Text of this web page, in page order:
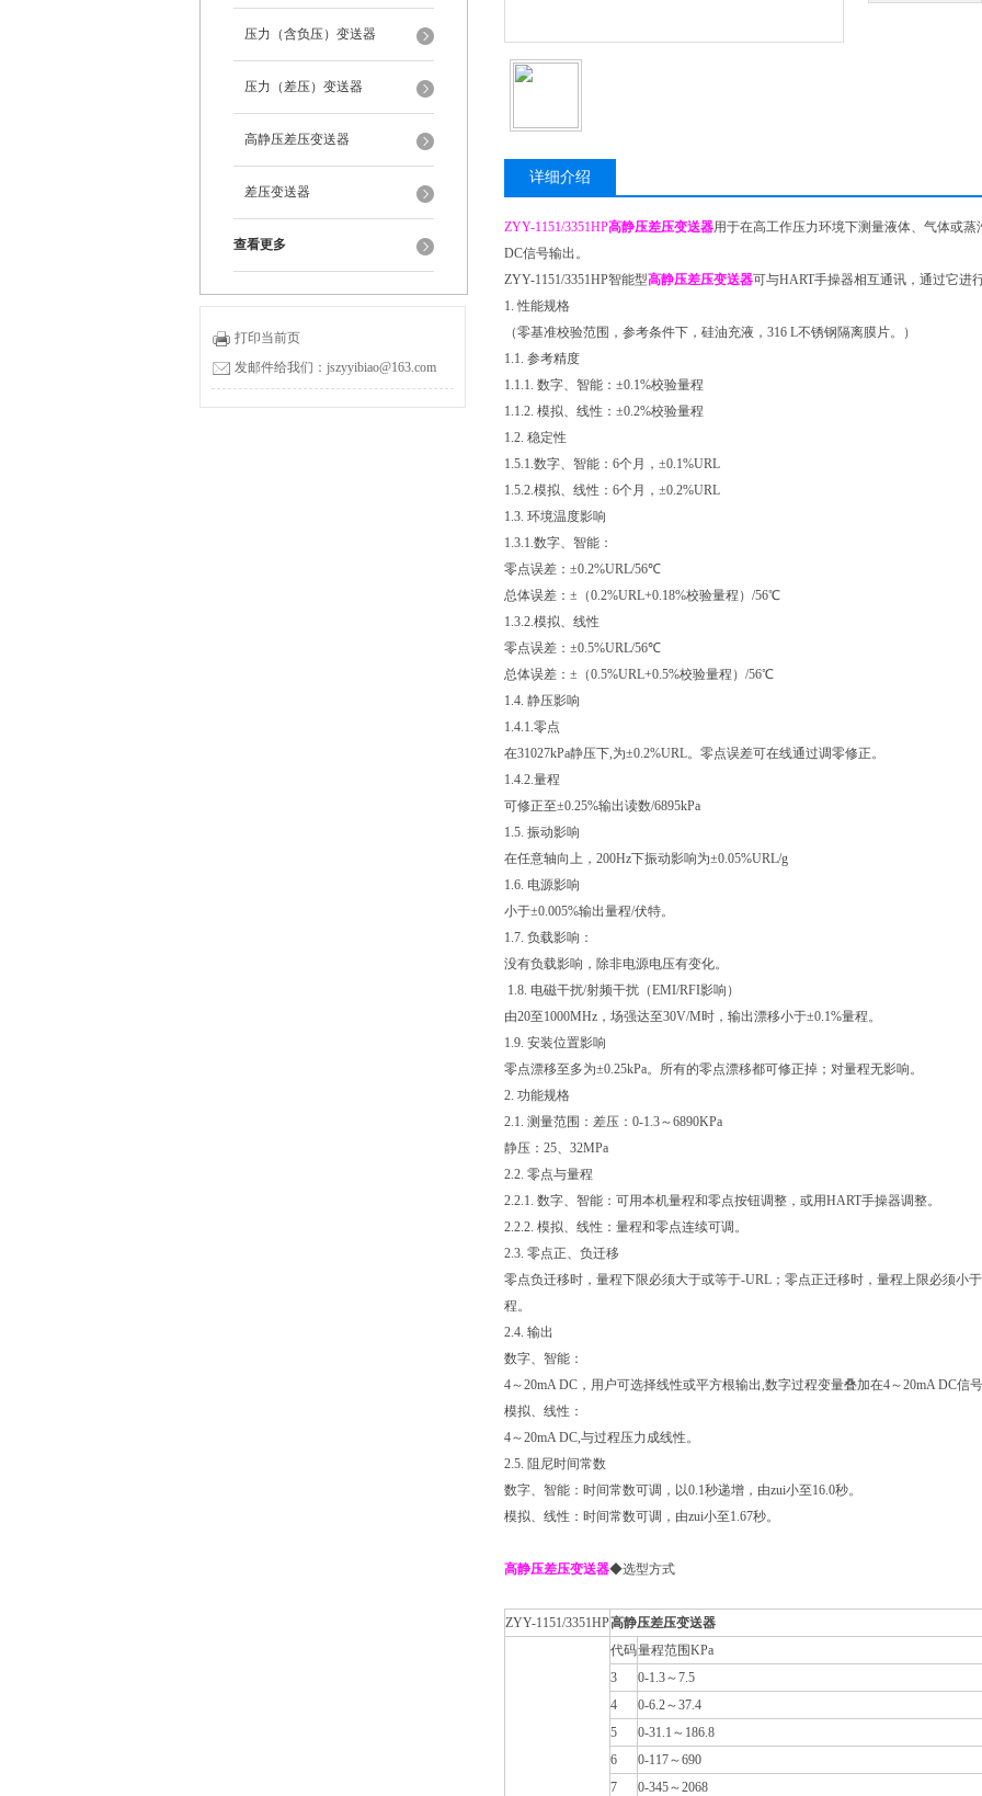
压力（含负压）变送器
压力（差压）变送器
高静压差压变送器
差压变送器
查看更多
打印当前页
发邮件给我们：jszyyibiao@163.com
详细介绍
ZYY-1151/3351HP高静压差压变送器用于在高工作压力环境下测量液体、气体或
DC信号输出。
ZYY-1151/3351HP智能型高静压差压变送器可与HART手操器相互通讯，通过它进
1. 性能规格
（零基准校验范围，参考条件下，硅油充液，316 L不锈钢隔离膜片。）
1.1. 参考精度
1.1.1. 数字、智能：±0.1%校验量程
1.1.2. 模拟、线性：±0.2%校验量程
1.2. 稳定性
1.5.1.数字、智能：6个月，±0.1%URL
1.5.2.模拟、线性：6个月，±0.2%URL
1.3. 环境温度影响
1.3.1.数字、智能：
零点误差：±0.2%URL/56℃
总体误差：±（0.2%URL+0.18%校验量程）/56℃
1.3.2.模拟、线性
零点误差：±0.5%URL/56℃
总体误差：±（0.5%URL+0.5%校验量程）/56℃
1.4. 静压影响
1.4.1.零点
在31027kPa静压下,为±0.2%URL。零点误差可在线通过调零修正。
1.4.2.量程
可修正至±0.25%输出读数/6895kPa
1.5. 振动影响
在任意轴向上，200Hz下振动影响为±0.05%URL/g
1.6. 电源影响
小于±0.005%输出量程/伏特。
1.7. 负载影响：
没有负载影响，除非电源电压有变化。
1.8. 电磁干扰/射频干扰（EMI/RFI影响）
由20至1000MHz，场强达至30V/M时，输出漂移小于±0.1%量程。
1.9. 安装位置影响
零点漂移至多为±0.25kPa。所有的零点漂移都可修正掉；对量程无影响。
2. 功能规格
2.1. 测量范围：差压：0-1.3～6890KPa
静压：25、32MPa
2.2. 零点与量程
2.2.1. 数字、智能：可用本机量程和零点按钮调整，或用HART手操器调整。
2.2.2. 模拟、线性：量程和零点连续可调。
2.3. 零点正、负迁移
零点负迁移时，量程下限必须大于或等于-URL；零点正迁移时，量程上限必须小
程。
2.4. 输出
数字、智能：
4～20mA DC，用户可选择线性或平方根输出,数字过程变量叠加在4～20mA DC信
模拟、线性：
4～20mA DC,与过程压力成线性。
2.5. 阻尼时间常数
数字、智能：时间常数可调，以0.1秒递增，由zui小至16.0秒。
模拟、线性：时间常数可调，由zui小至1.67秒。
高静压差压变送器◆选型方式
ZYY-1151/3351HP高静压差压变送器
代码量程范围KPa
3
0-1.3～7.5
4
0-6.2～37.4
5
0-31.1～186.8
6
0-117～690
7
0-345～2068